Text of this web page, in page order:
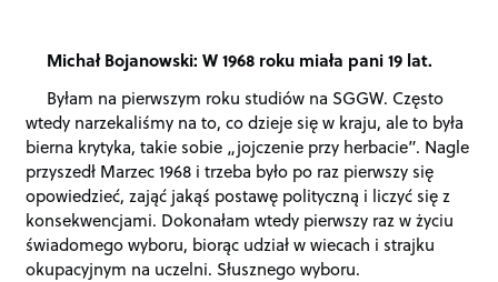
Michał Bojanowski: W 1968 roku miała pani 19 lat.
Byłam na pierwszym roku studiów na SGGW. Często
wtedy narzekaliśmy na to, co dzieje się w kraju, ale to była
bierna krytyka, takie sobie „jojczenie przy herbacie”. Nagle
przyszedł Marzec 1968 i trzeba było po raz pierwszy się
opowiedzieć, zająć jakąś postawę polityczną i liczyć się z
konsekwencjami. Dokonałam wtedy pierwszy raz w życiu
świadomego wyboru, biorąc udział w wiecach i strajku
okupacyjnym na uczelni. Słusznego wyboru.